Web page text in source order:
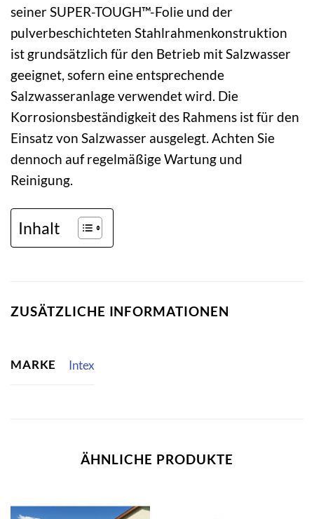
seiner SUPER-TOUGH™-Folie und der
pulverbeschichteten Stahlrahmenkonstruktion
ist grundsätzlich für den Betrieb mit Salzwasser
geeignet, sofern eine entsprechende
Salzwasseranlage verwendet wird. Die
Korrosionsbeständigkeit des Rahmens ist für den
Einsatz von Salzwasser ausgelegt. Achten Sie
dennoch auf regelmäßige Wartung und
Reinigung.
Inhalt
ZUSÄTZLICHE INFORMATIONEN
MARKE Intex
ÄHNLICHE PRODUKTE